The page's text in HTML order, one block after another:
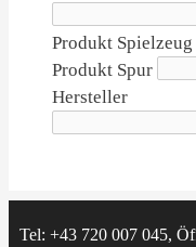
Produkt Spielzeug
Produkt Spur
Hersteller
Tel: +43 720 007 045,